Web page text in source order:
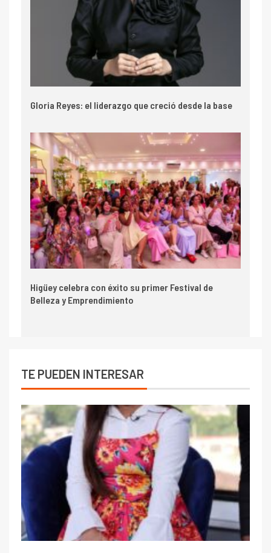
Gloria Reyes: el liderazgo que creció desde la base
Higüey celebra con éxito su primer Festival de
Belleza y Emprendimiento
TE PUEDEN INTERESAR